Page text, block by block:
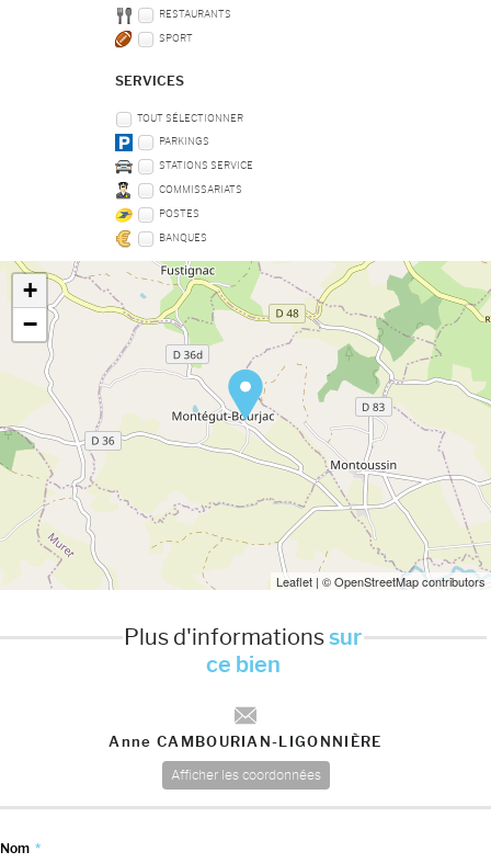
RESTAURANTS
SPORT
SERVICES
TOUT SÉLECTIONNER
PARKINGS
STATIONS SERVICE
COMMISSARIATS
POSTES
BANQUES
+
−
Leaflet | © OpenStreetMap contributors
Plus d'informationssur
ce bien
Anne CAMBOURIAN-LIGONNIÈRE
Afficher les coordonnées
Nom *